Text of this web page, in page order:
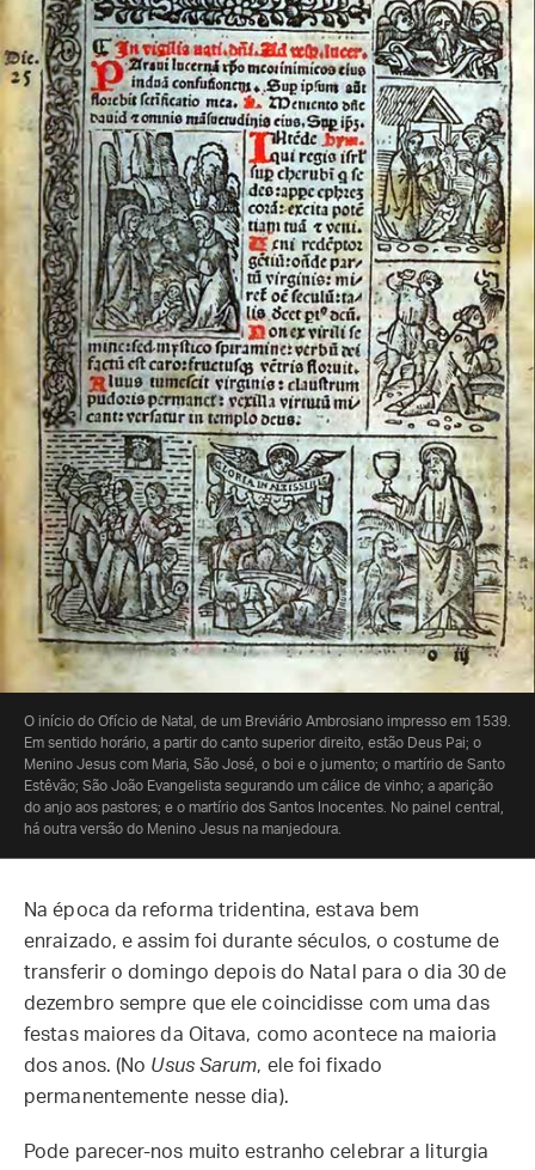
O início do Ofício de Natal, de um Breviário Ambrosiano impresso em 1539.
Em sentido horário, a partir do canto superior direito, estão Deus Pai; o
Menino Jesus com Maria, São José, o boi e o jumento; o martírio de Santo
Estêvão; São João Evangelista segurando um cálice de vinho; a aparição
do anjo aos pastores; e o martírio dos Santos Inocentes. No painel central,
há outra versão do Menino Jesus na manjedoura.
Na época da reforma tridentina, estava bem
enraizado, e assim foi durante séculos, o costume de
transferir o domingo depois do Natal para o dia 30 de
dezembro sempre que ele coincidisse com uma das
festas maiores da Oitava, como acontece na maioria
dos anos. (No Usus Sarum, ele foi fixado
permanentemente nesse dia).
Pode parecer-nos muito estranho celebrar a liturgia